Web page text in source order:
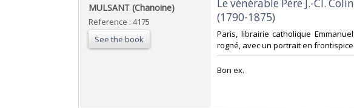
‎MULSANT (Chanoine)‎
Reference : 4175
See the book
‎Le vénérable Père J.-Cl.
(1790-1875)‎
‎Paris, librairie catholique
rogné, avec un portrait en frontispice‎
‎Bon ex.‎